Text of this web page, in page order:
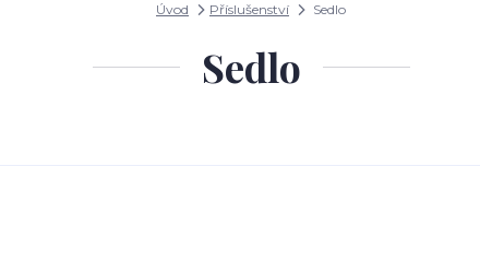
Úvod Příslušenství Sedlo
Sedlo